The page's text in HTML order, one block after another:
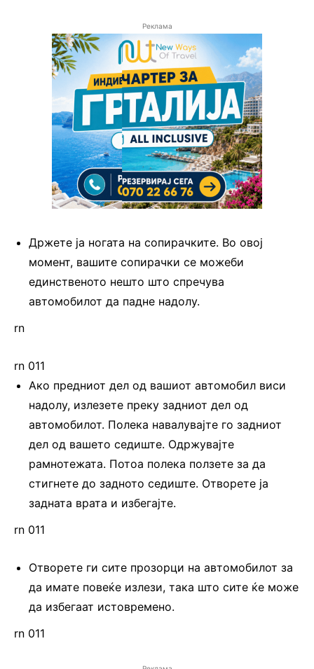
Реклама
Држете ја ногата на сопирачките. Во овој
момент, вашите сопирачки се можеби
единственото нешто што спречува
автомобилот да падне надолу.
rn
rn 011
Ако предниот дел од вашиот автомобил виси
надолу, излезете преку задниот дел од
автомобилот. Полека навалувајте го задниот
дел од вашето седиште. Одржувајте
рамнотежата. Потоа полека ползете за да
стигнете до задното седиште. Отворете ја
задната врата и избегајте.
rn 011
Отворете ги сите прозорци на автомобилот за
да имате повеќе излези, така што сите ќе може
да избегаат истовремено.
rn 011